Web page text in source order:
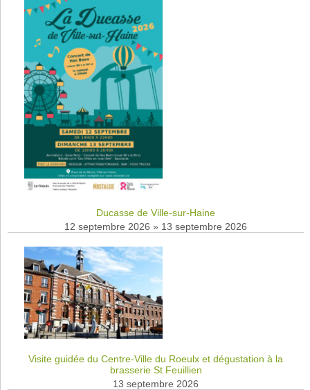
Ducasse de Ville-sur-Haine
12 septembre 2026 » 13 septembre 2026
Visite guidée du Centre-Ville du Roeulx et dégustation à la
brasserie St Feuillien
13 septembre 2026